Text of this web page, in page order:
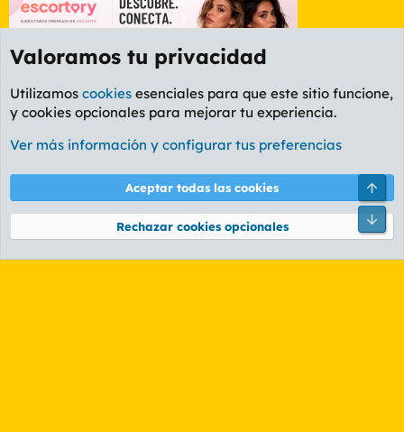
Etiquetas
Cookies
PL OLDSTYLE AMARILLO
Términos y reglas Política de privacidad Ayuda
Community platform by XenForo® © 2010-2026 XenForo Ltd.
Valoramos tu privacidad
Utilizamos cookies esenciales para que este sitio funcione,
y cookies opcionales para mejorar tu experiencia.
Ver más información y configurar tus preferencias
Aceptar todas las cookies
Rechazar cookies opcionales
Pie